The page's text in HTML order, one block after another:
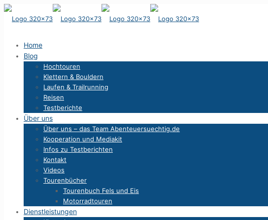
Home
Blog
Hochtouren
Klettern & Bouldern
Laufen & Trailrunning
Reisen
Testberichte
Über uns
Über uns – das Team Abenteuersuechtig.de
Kooperation und Mediakit
Infos zu Testberichten
Kontakt
Videos
Tourenbücher
Tourenbuch Fels und Eis
Motorradtouren
Dienstleistungen